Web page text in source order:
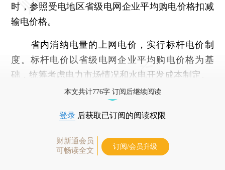
时，参照受电地区省级电网企业平均购电价格扣减
输电价格。
省内消纳电量的上网电价，实行标杆电价制
度。标杆电价以省级电网企业平均购电价格为基
础，统筹考虑电力市场情况和水电开发成本制定。
本文共计776字 订阅后继续阅读
登录 后获取已订阅的阅读权限
财新通会员
可畅读全文
订阅/会员升级